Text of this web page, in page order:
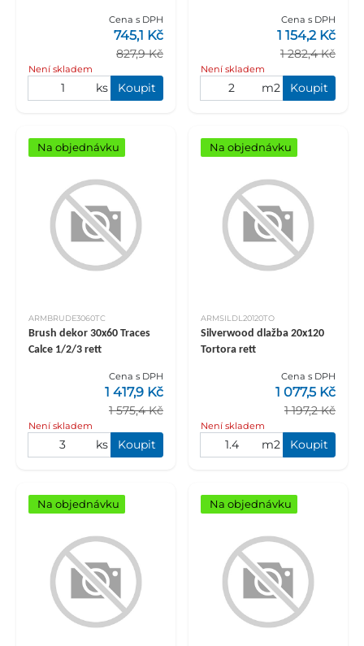
Cena s DPH
827,9 Kč
745,1 Kč
Není skladem
ks Koupit
Cena s DPH
1 282,4 Kč
1 154,2 Kč
Není skladem
m2 Koupit
Na objednávku
ARMBRUDE3060TC
Brush dekor 30x60 Traces
Calce 1/2/3 rett
Cena s DPH
1 575,4 Kč
1 417,9 Kč
Není skladem
ks Koupit
Na objednávku
ARMSILDL20120TO
Silverwood dlažba 20x120
Tortora rett
Cena s DPH
1 197,2 Kč
1 077,5 Kč
Není skladem
m2 Koupit
Na objednávku Na objednávku